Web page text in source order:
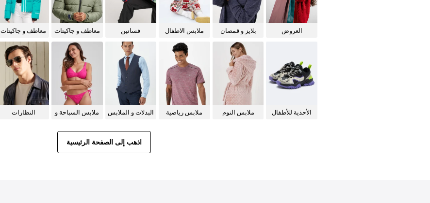
العروض
بلايز و قمصان
ملابس الاطفال فساتين
معاطف و جاكيتات
معاطف و جاكيتات
الأحذية للأطفال
ملابس النوم
ملابس رياضية
البدلات و الملابس
ملابس السباحة و
النظارات
اذهب إلى الصفحة الرئيسية